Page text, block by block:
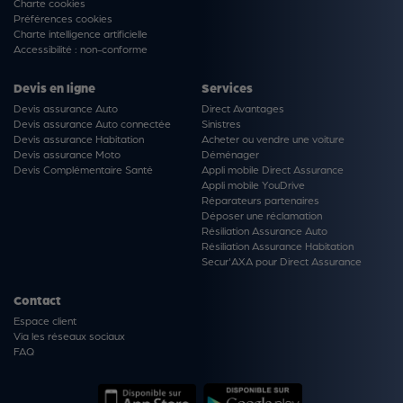
Préférences cookies
Charte intelligence artificielle
Accessibilité : non-conforme
Devis en ligne
Devis assurance Auto
Devis assurance Auto connectée
Devis assurance Habitation
Devis assurance Moto
Devis Complémentaire Santé
Services
Direct Avantages
Sinistres
Acheter ou vendre une voiture
Déménager
Appli mobile Direct Assurance
Appli mobile YouDrive
Réparateurs partenaires
Déposer une réclamation
Résiliation Assurance Auto
Résiliation Assurance Habitation
Secur'AXA pour Direct Assurance
Contact
Espace client
Via les réseaux sociaux
FAQ